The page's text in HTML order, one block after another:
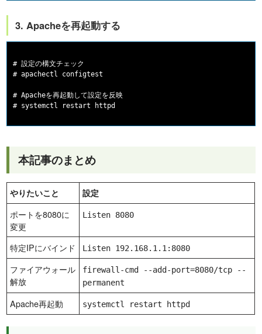
3. Apacheを再起動する
# 設定の構文チェック
# apachectl configtest
# Apacheを再起動して設定を反映
本記事のまとめ
やりたいこと 設定
ポートを8080に
変更
Listen 8080
特定IPにバインド Listen 192.168.1.1:8080
ファイアウォール
解放
firewall-cmd --add-port=8080/tcp --
permanent
Apache再起動 systemctl restart httpd